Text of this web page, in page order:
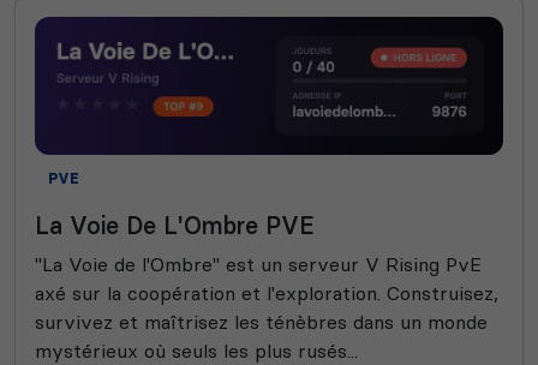
PVE
La Voie De L'Ombre PVE
"La Voie de l'Ombre" est un serveur V Rising PvE
axé sur la coopération et l'exploration. Construisez,
survivez et maîtrisez les ténèbres dans un monde
mystérieux où seuls les plus rusés...